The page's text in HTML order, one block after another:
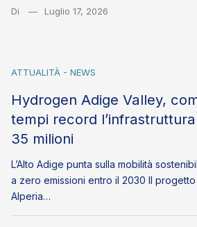
Di Luglio 17, 2026
ATTUALITÀ - NEWS
Hydrogen Adige Valley,
tempi record
35 milioni
L’Alto Adige punta sulla mobilità
a zero emissioni entro il 2030 Il progetto
Alperia…